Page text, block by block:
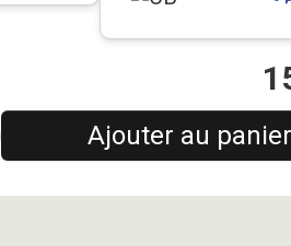
Ajouter au panier